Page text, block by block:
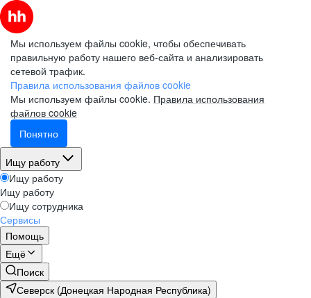
Мы используем файлы cookie, чтобы обеспечивать
правильную работу нашего веб-сайта и анализировать
сетевой трафик.
Правила использования файлов cookie
Мы используем файлы cookie. Правила использования
файлов cookie
Понятно
Ищу работу
Ищу работу
Ищу работу
Ищу сотрудника
Сервисы
Помощь
Ещё
Поиск
Северск (Донецкая Народная Республика)